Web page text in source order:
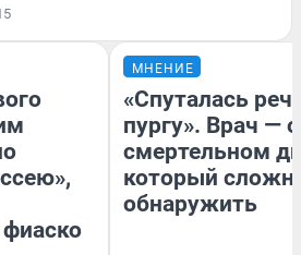
МНЕНИЕ
«Спуталась
пургу». Врач — о
смертельном
который
обнаружить